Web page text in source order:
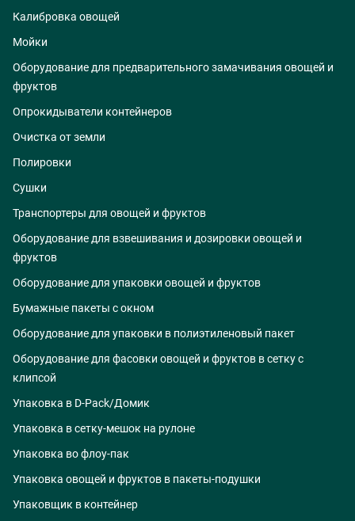
Калибровка овощей
Мойки
Оборудование для предварительного замачивания овощей и
фруктов
Опрокидыватели контейнеров
Очистка от земли
Полировки
Сушки
Транспортеры для овощей и фруктов
Оборудование для взвешивания и дозировки овощей и
фруктов
Оборудование для упаковки овощей и фруктов
Бумажные пакеты с окном
Оборудование для упаковки в полиэтиленовый пакет
Оборудование для фасовки овощей и фруктов в сетку с
клипсой
Упаковка в D-Pack/Домик
Упаковка в сетку-мешок на рулоне
Упаковка во флоу-пак
Упаковка овощей и фруктов в пакеты-подушки
Упаковщик в контейнер